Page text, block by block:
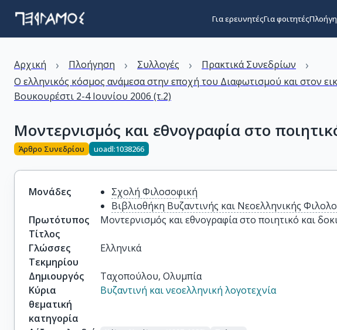
Για ερευνητέςΓια φοιτητές
Αρχική › Πλοήγηση › Συλλογές › Πρακτικά Συνεδρίων ›
Ο ελληνικός κόσμος ανάμεσα στην εποχή του Διαφωτισμού και στον
Βουκουρέστι 2-4 Ιουνίου 2006 (τ.2)
Μοντερνισμός και εθνογραφία στο
Άρθρο Συνεδρίου uoadl:1038266
Μονάδες
Σχολή Φιλοσοφική
Βιβλιοθήκη Βυζαντινής και Νεοελληνικής
Πρωτότυπος
Τίτλος
Μοντερνισμός και εθνογραφία στο ποιητικό και
Γλώσσες
Τεκμηρίου
Ελληνικά
Δημιουργός
Ταχοπούλου, Ολυμπία
Κύρια
θεματική
κατηγορία
Βυζαντινή και νεοελληνική λογοτεχνία